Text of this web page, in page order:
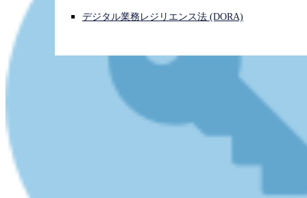
デジタル業務レジリエンス法 (DORA)